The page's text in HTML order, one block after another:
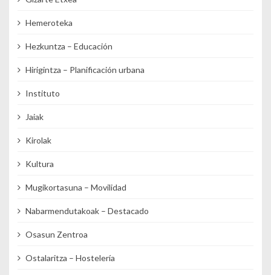
Hemeroteka
Hezkuntza – Educación
Hirigintza – Planificación urbana
Instituto
Jaiak
Kirolak
Kultura
Mugikortasuna – Movilidad
Nabarmendutakoak – Destacado
Osasun Zentroa
Ostalaritza – Hostelería